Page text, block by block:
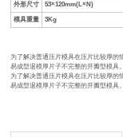
外形尺寸 53×120mm(L×N)
模具重量 3Kg
为了解决普通压片模具在压片比较厚的
易成型退模厚片子不完整的开瓣型模具
为了解决普通压片模具在压片比较厚的
易成型退模厚片子不完整的开瓣型模具